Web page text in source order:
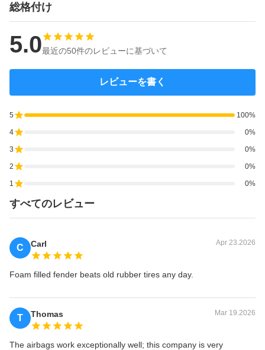
総格付け
5.0最近の50件のレビューに基づいて
レビューを書く
5 100%
4 0%
3 0%
2 0%
1 0%
すべてのレビュー
C Carl Apr 23.2026
Foam filled fender beats old rubber tires any day.
T Thomas Mar 19.2026
The airbags work exceptionally well; this company is very